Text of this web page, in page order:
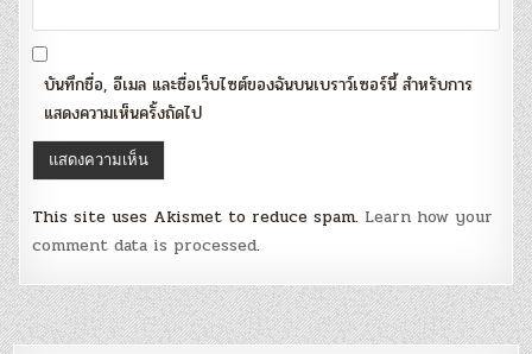
บันทึกชื่อ, อีเมล และชื่อเว็บไซต์ของฉันบนเบราว์เซอร์นี้ สำหรับการ
แสดงความเห็นครั้งถัดไป
This site uses Akismet to reduce spam. Learn how your
comment data is processed.